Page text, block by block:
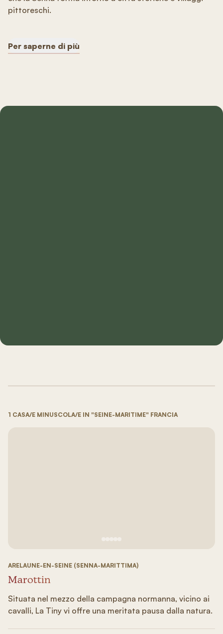
pittoreschi.
Per saperne di più
1 CASA/E MINUSCOLA/E IN "SEINE-MARITIME" FRANCIA
ARELAUNE-EN-SEINE (SENNA-MARITTIMA)
Marottin
Situata nel mezzo della campagna normanna, vicino ai
cavalli, La Tiny vi offre una meritata pausa dalla natura.